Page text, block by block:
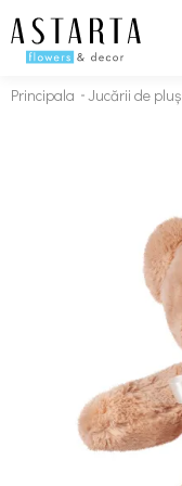
Principala Jucării de pluș